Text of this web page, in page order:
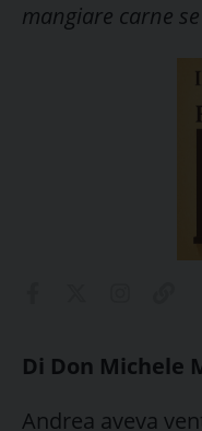
mangiare carne
Di Don Michele
Andrea aveva